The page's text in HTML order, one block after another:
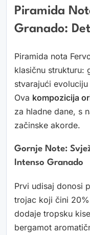
Piramida
Granado:
Piramida nota
klasičnu strukturu:
stvarajući
Ova kompozicija
za hladne dane, s
začinske akorde.
Gornje Note:
Intenso Granado
Prvi udisaj donosi
trojac koji čini
dodaje tropsku
bergamot